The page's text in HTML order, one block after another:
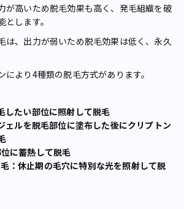
が高いため脱毛効果も高く、発毛組織を破
します。
は、出力が弱いため脱毛効果は低く、永久
より4種類の脱毛方式があります。
したい部位に照射して脱毛
ェルを脱毛部位に塗布した後にクリプトン
に蓄熱して脱毛
：休止期の毛穴に特別な光を照射して脱